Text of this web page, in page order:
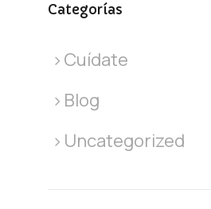
Categorías
Cuídate
Blog
Uncategorized